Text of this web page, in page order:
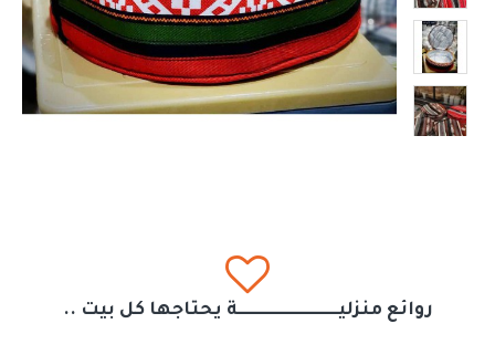
روائع منزليــــــــــــــــــــــــــــــة يحتاجها كل بيت ..